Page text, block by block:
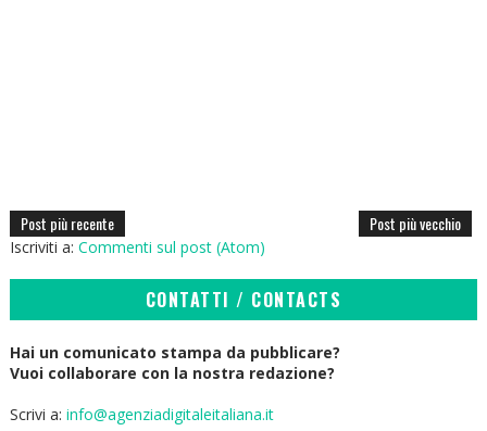
Post più recente Post più vecchio
Iscriviti a: Commenti sul post (Atom)
CONTATTI / CONTACTS
Hai un comunicato stampa da pubblicare?
Vuoi collaborare con la nostra redazione?
Scrivi a: info@agenziadigitaleitaliana.it